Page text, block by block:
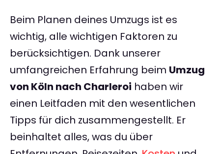
Beim Planen deines Umzugs ist es
wichtig, alle wichtigen Faktoren zu
berücksichtigen. Dank unserer
umfangreichen Erfahrung beim Umzug
von Köln nach Charleroi haben wir
einen Leitfaden mit den wesentlichen
Tipps für dich zusammengestellt. Er
beinhaltet alles, was du über